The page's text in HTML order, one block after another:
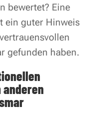
bewertet? Eine
ein guter Hinweis
gefunden haben.